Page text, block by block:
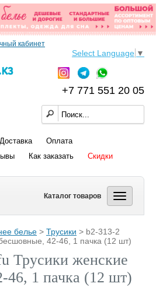
кабинет
Select Language ▼
+7 771 551 20 05
Доставка
Оплата
Как заказать Скидки
Каталог товаров
белье > Трусики > b2-313-2
42-46, 1 пачка (12 шт)
Трусики женские
46, 1 пачка (12 шт)